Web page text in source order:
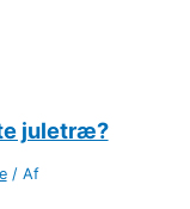
juletræ?
/ Af